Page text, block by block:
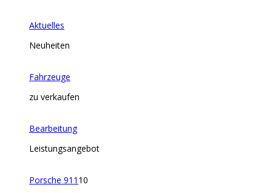
Aktuelles
Neuheiten
Fahrzeuge
zu verkaufen
Bearbeitung
Leistungsangebot
Porsche 911 10